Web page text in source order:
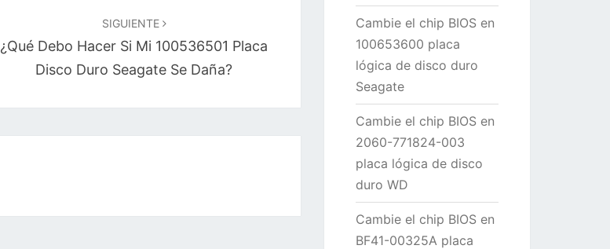
SIGUIENTE
¿Qué Debo Hacer Si Mi 100536501 Placa
Disco Duro Seagate Se Daña?
Cambie el chip BIOS en
100653600 placa
lógica de disco duro
Seagate
Cambie el chip BIOS en
2060-771824-003
placa lógica de disco
duro WD
Cambie el chip BIOS en
BF41-00325A placa